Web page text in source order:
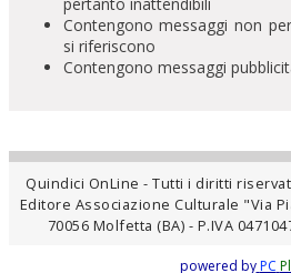
Contengono messaggi non
si riferiscono
Contengono messaggi
Quindici OnLine - Tutti i diritti
Editore Associazione Culturale "Via
70056 Molfetta (BA) - P.IVA
powered by PC